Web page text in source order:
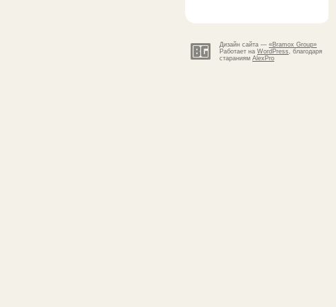
Дизайн сайта — «Bramox Group»
Работает на WordPress, благодаря
стараниям AlexPro